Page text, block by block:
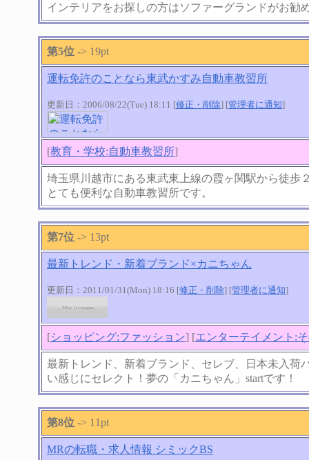
インテリアをお探しの方はソファーグランドがお勧
第5位 -> 19pt
運転免許のことなら東武かすみ自動車教習所
更新日：2006/08/22(Tue) 18:11 [修正・削除] [管理者に通知]
[教育・学校:自動車教習所]
埼玉県川越市にある東武東上線の霞ヶ関駅から徒歩
とても便利な自動車教習所です。
第7位 -> 13pt
最新トレンド・新着ブランド×カニちゃん
更新日：2011/01/31(Mon) 18:16 [修正・削除] [管理者に通知]
[ショッピング:ファッション] [エンターテイメント:
最新トレンド、新着ブランド、セレブ、日本未入荷
い感じにセレクト！夢の「カニちゃん」startです！
第8位 -> 11pt
MRの転職・求人情報 シミックBS